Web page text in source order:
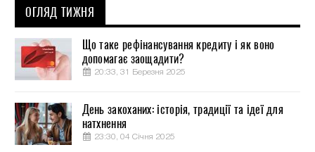
ОГЛЯД ТИЖНЯ
Що таке рефінансування кредиту і як воно
допомагає заощадити?
20:33, 31 Березня 2025
День закоханих: історія, традиції та ідеї для
натхнення
23:30, 04 Січня 2025